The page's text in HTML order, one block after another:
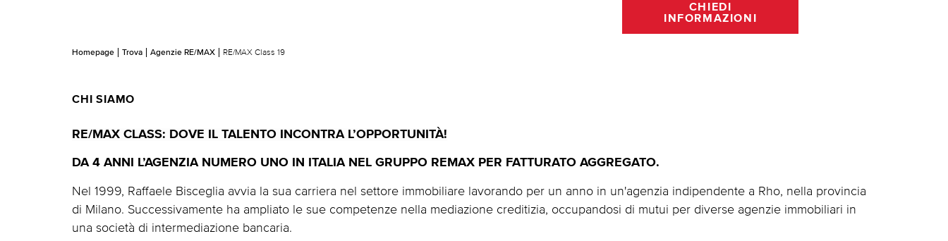
CHIEDI
INFORMAZIONI
Homepage Trova Agenzie RE/MAX RE/MAX Class 19
CHI SIAMO
RE/MAX CLASS: DOVE IL TALENTO INCONTRA L’OPPORTUNITÀ!
DA 4 ANNI L’AGENZIA NUMERO UNO IN ITALIA NEL GRUPPO REMAX PER FATTURATO AGGREGATO.
Nel 1999, Raffaele Bisceglia avvia la sua carriera nel settore immobiliare lavorando per un anno in un'agenzia indipendente a Rho, nella provincia
di Milano. Successivamente ha ampliato le sue competenze nella mediazione creditizia, occupandosi di mutui per diverse agenzie immobiliari in
una società di intermediazione bancaria.